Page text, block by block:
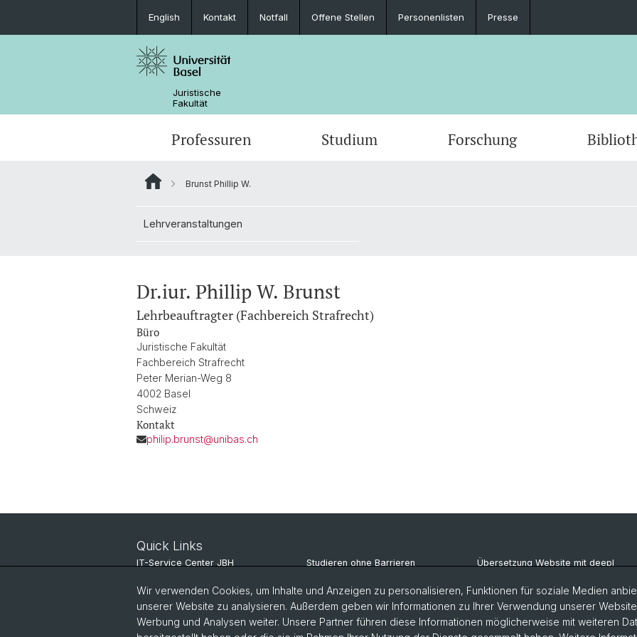
English Kontakt Notfall Offene Stellen Personenlisten Presse
Juristische
Fakultät
Professuren Studium Forschung
Brunst Phillip W.
Lehrveranstaltungen
Dr.iur. Phillip W. Brunst
Lehrbeauftragter (Fachbereich Strafrecht)
Büro
Juristische Fakultät
Fachbereich Strafrecht
Peter Merian-Weg 8
4002 Basel
Schweiz
Kontakt
philip.brunst@unibas.ch
Quick Links
IT-Service Center JBH
News-Ticker
Studieren ohne Barrieren
Unimarkt
Vorlesungsverzeichnis
Übersetzung Website mit deepl
Intranet IUS
Wir verwenden Cookies, um Inhalte und Anzeigen zu personalisieren, Funktionen für soziale Medien
unserer Website zu analysieren. Außerdem geben wir Informationen zu Ihrer Verwendung unserer
Werbung und Analysen weiter. Unsere Partner führen diese Informationen möglicherweise mit weiteren